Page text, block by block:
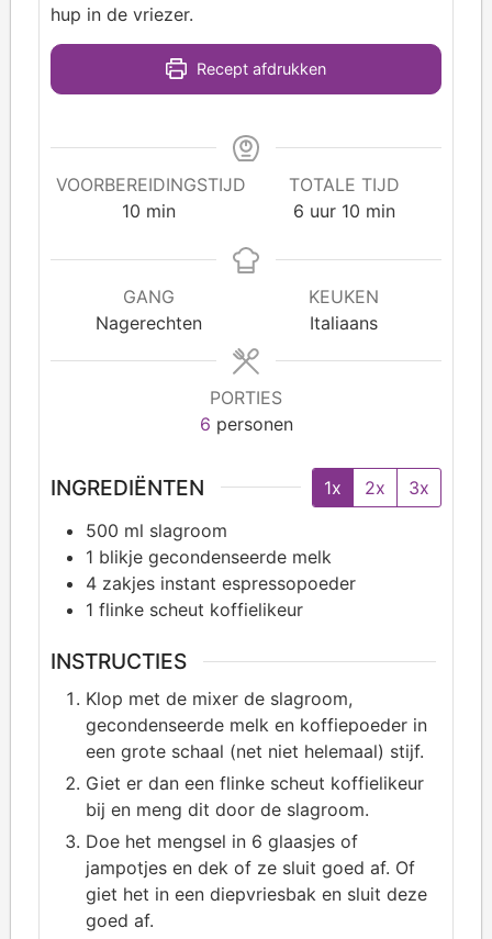
hup in de vriezer.
Recept afdrukken
VOORBEREIDINGSTIJD
10 min
TOTALE TIJD
6 uur 10 min
GANG
Nagerechten
KEUKEN
Italiaans
PORTIES
6 personen
INGREDIËNTEN 1x 2x
3x
500 ml slagroom
1 blikje gecondenseerde melk
4 zakjes instant espressopoeder
1 flinke scheut koffielikeur
INSTRUCTIES
Klop met de mixer de slagroom,
gecondenseerde melk en koffiepoeder in
een grote schaal (net niet helemaal) stijf.
Giet er dan een flinke scheut koffielikeur
bij en meng dit door de slagroom.
Doe het mengsel in 6 glaasjes of
jampotjes en dek of ze sluit goed af. Of
giet het in een diepvriesbak en sluit deze
goed af.